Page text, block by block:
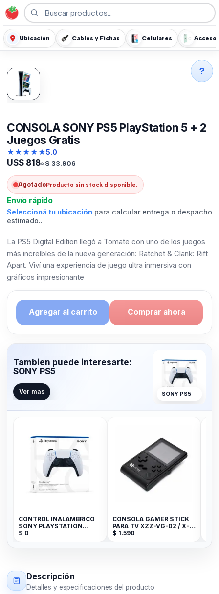
Ubicación Cables y Fichas Celulares
CONSOLA SONY PS5 PlayStation 5 + 2
Juegos Gratis
★★★★★5.0
U$S 818≈$ 33.906
AgotadoProducto sin stock disponible.
Envío rápido
Seleccioná tu ubicación para calcular entrega o despacho
estimado..
La PS5 Digital Edition llegó a Tomate con uno de los juegos
más increíbles de la nueva generación: Ratchet & Clank: Rift
Apart. Viví una experiencia de juego ultra inmersiva con
gráficos impresionante
Agregar al carrito Comprar ahora
Tambien puede interesarte:
SONY PS5
Ver mas SONY PS5
CONTROL INALAMBRICO
SONY PLAYSTATION
P/PS5 DUALSENSEtm
CONSOLA GAMER STICK
PARA TV XZZ-VG-02 / X-
LIZZARD
1.590
PARA
Descripción
Detalles y especificaciones del producto
?